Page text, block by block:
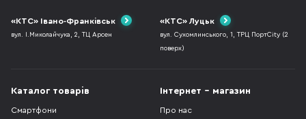
«КТС» Івано-Франківськ
вул. І.Миколайчука, 2, ТЦ Арсен
«КТС» Луцьк
вул. Сухомлинського, 1, ТРЦ ПортCity (2
поверх)
Каталог товарів
Смартфони
Інтернет - магазин
Про нас